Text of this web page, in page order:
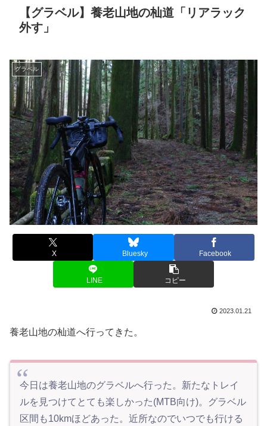
【グラベル】養老山地の杣道「リアラック
外す」
グラベル
X Bluesky Facebook
LINE コピー
2023.01.21
養老山地の杣道へ行ってきた。
今日は養老山地のグラベルへ行った。新たなトレイ
ルを見つけてとても楽しかった(MTB向け)。グラベル
区間も10kmほどあった。近所なのでいつでも行ける